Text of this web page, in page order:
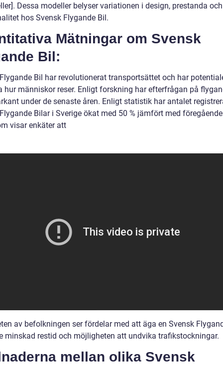
Dessa modeller belyser variationen i design, prestanda och
hos Svensk Flygande Bil.
Mätningar om Svensk
Bil:
Bil har revolutionerat transportsättet och har
hur människor reser. Enligt forskning har efterfrågan på
under de senaste åren. Enligt statistik har antalet
Bilar i Sverige ökat med 50 % jämfört med
visar enkäter att
av befolkningen ser fördelar med att äga en Svensk
minskad restid och möjligheten att undvika trafikstockningar.
mellan olika Svensk